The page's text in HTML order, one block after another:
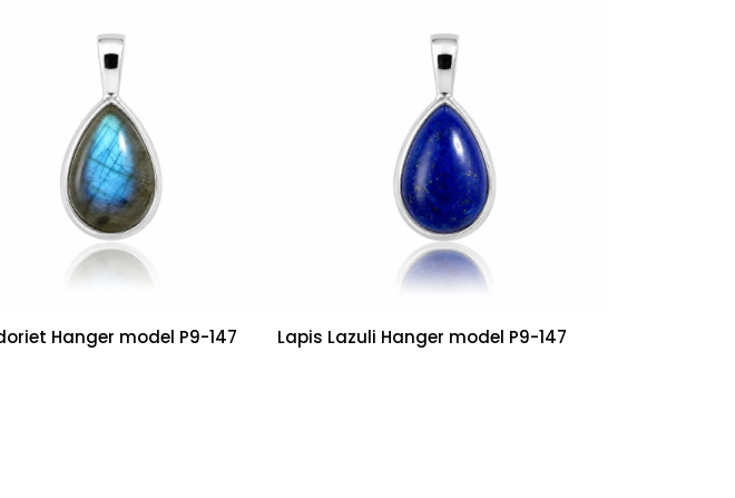
Hanger model P9-147 Lapis Lazuli Hanger model P9-147